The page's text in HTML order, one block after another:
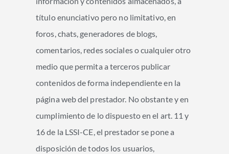
título enunciativo pero no limitativo, en
foros, chats, generadores de blogs,
comentarios, redes sociales o cualquier otro
medio que permita a terceros publicar
contenidos de forma independiente en la
página web del prestador. No obstante y en
cumplimiento de lo dispuesto en el art. 11 y
16 de la LSSI-CE, el prestador se pone a
disposición de todos los usuarios,